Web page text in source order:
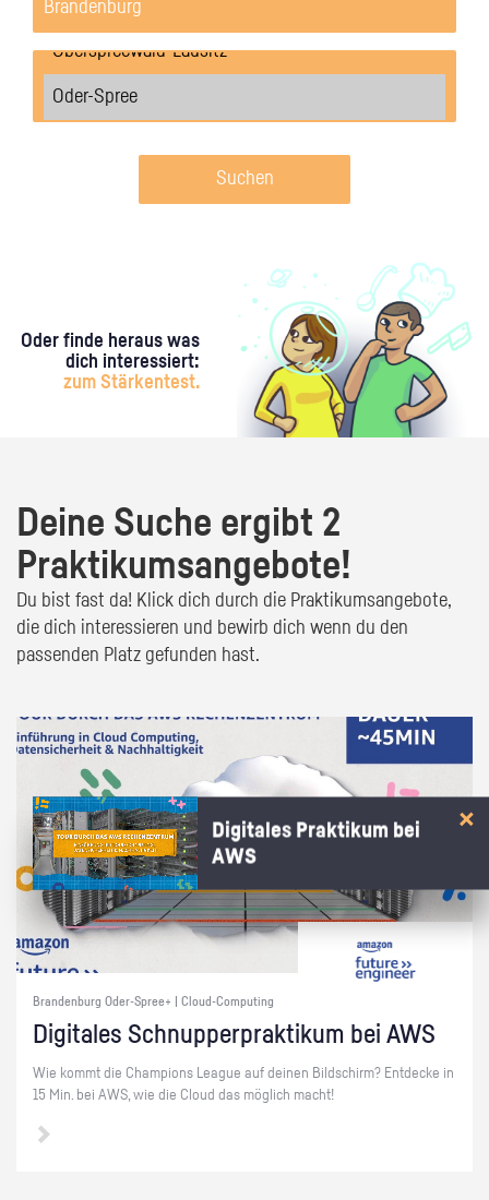
Suchen
Oder finde heraus was
dich interessiert:
zum Stärkentest.
Deine Suche ergibt 2
Praktikumsangebote!
Du bist fast da! Klick dich durch die Praktikumsangebote,
die dich interessieren und bewirb dich wenn du den
passenden Platz gefunden hast.
Brandenburg Oder-Spree+ | Cloud-Computing
Di­gi­ta­les Schnup­per­prak­ti­kum bei AWS
Wie kommt die Cham­pi­ons Le­ague auf dei­nen Bild­schirm? Ent­de­cke in
15 Min. bei AWS, wie die Cloud das mög­lich macht!
Digitales Praktikum bei
AWS